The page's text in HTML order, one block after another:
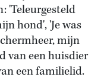
'Teleurgesteld
hond', 'Je was
mijn
van een huisdier
een familielid.